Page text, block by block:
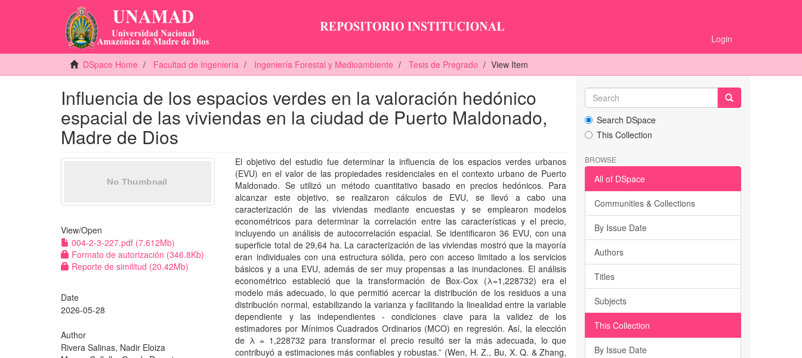
Login
DSpace Home Facultad de Ingeniería Ingeniería Forestal y Medioambiente Tesis de Pregrado View Item
Influencia de los espacios verdes en la valoración hedónico
espacial de las viviendas en la ciudad de Puerto Maldonado,
Madre de Dios
View/Open
004-2-3-227.pdf (7.612Mb)
Formato de autorización (346.8Kb)
Reporte de similitud (20.42Mb)
Date
2026-05-28
Author
Rivera Salinas, Nadir Eloiza
El objetivo del estudio fue determinar la influencia de los espacios verdes urbanos
(EVU) en el valor de las propiedades residenciales en el contexto urbano de Puerto
Maldonado. Se utilizó un método cuantitativo basado en precios hedónicos. Para
alcanzar este objetivo, se realizaron cálculos de EVU, se llevó a cabo una
caracterización de las viviendas mediante encuestas y se emplearon modelos
econométricos para determinar la correlación entre las características y el precio,
incluyendo un análisis de autocorrelación espacial. Se identificaron 36 EVU, con una
superficie total de 29,64 ha. La caracterización de las viviendas mostró que la mayoría
eran individuales con una estructura sólida, pero con acceso limitado a los servicios
básicos y a una EVU, además de ser muy propensas a las inundaciones. El análisis
econométrico estableció que la transformación de Box-Cox (λ=1,228732) era el
modelo más adecuado, lo que permitió acercar la distribución de los residuos a una
distribución normal, estabilizando la varianza y facilitando la linealidad entre la variable
dependiente y las independientes - condiciones clave para la validez de los
estimadores por Mínimos Cuadrados Ordinarios (MCO) en regresión. Así, la elección
de λ = 1,228732 para transformar el precio resultó ser la más adecuada, lo que
contribuyó a estimaciones más confiables y robustas.” (Wen, H. Z., Bu, X. Q. & Zhang,
Search DSpace
This Collection
BROWSE
All of DSpace
Communities & Collections
By Issue Date
Authors
Titles
Subjects
This Collection
By Issue Date